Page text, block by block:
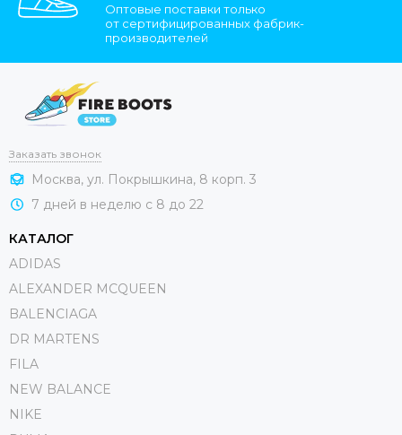
Оптовые поставки только
от сертифицированных фабрик-
производителей
Заказать звонок
Москва, ул. Покрышкина, 8 корп. 3
7 дней в неделю с 8 до 22
КАТАЛОГ
ADIDAS
ALEXANDER MCQUEEN
BALENCIAGA
DR MARTENS
FILA
NEW BALANCE
NIKE